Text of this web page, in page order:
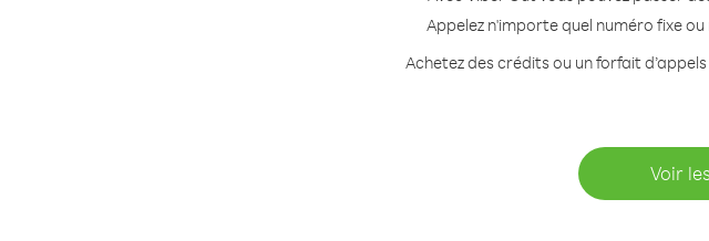
Appelez n'importe quel numéro fixe
Achetez des crédits ou un forfait
Voir